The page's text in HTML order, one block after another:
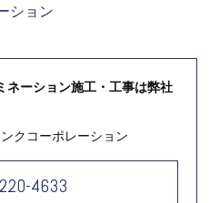
ション
ネーション施工・工事は弊社
クコーポレーション
4633